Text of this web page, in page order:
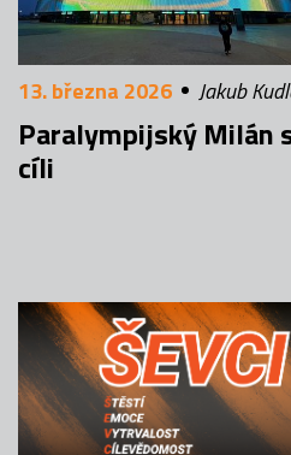
13. března 2026 Jakub
Paralympijský Milán
cíli